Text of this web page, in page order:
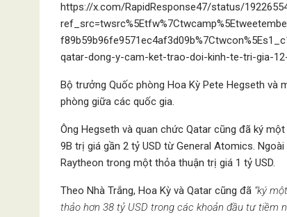
https://x.com/RapidResponse47/status/
qatar-dong-y-cam-ket-trao-doi-kinh-te-tri-gia-
Bộ trưởng Quốc phòng Hoa Kỳ Pete Hegseth
phòng giữa các quốc gia.
Ông Hegseth và quan chức Qatar cũng đã ký
9B trị giá gần 2 tỷ USD từ General Atomics.
Raytheon trong một thỏa thuận trị giá 1 tỷ USD.
Theo Nhà Trắng, Hoa Kỳ và Qatar cũng đã “ký
thảo hơn 38 tỷ USD trong các khoản đầu tư tiềm